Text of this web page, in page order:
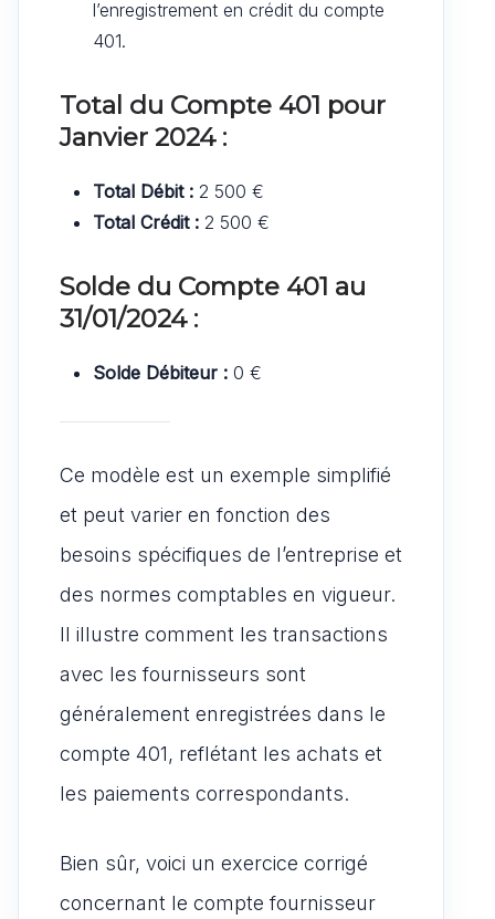
l’enregistrement en crédit du compte
401.
Total du Compte 401 pour
Janvier 2024 :
Total Débit : 2 500 €
Total Crédit : 2 500 €
Solde du Compte 401 au
31/01/2024 :
Solde Débiteur : 0 €
Ce modèle est un exemple simplifié
et peut varier en fonction des
besoins spécifiques de l’entreprise et
des normes comptables en vigueur.
Il illustre comment les transactions
avec les fournisseurs sont
généralement enregistrées dans le
compte 401, reflétant les achats et
les paiements correspondants.
Bien sûr, voici un exercice corrigé
concernant le compte fournisseur